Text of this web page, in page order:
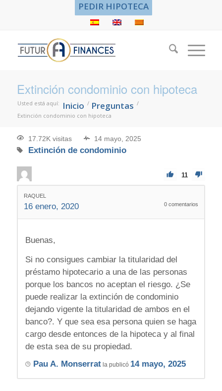
PEDIR HIPOTECA
Extinción condominio con hipoteca
Usted está aquí: Inicio / Preguntas /
Extinción condominio con hipoteca
17.72K visitas 14 mayo, 2025
Extinción de condominio
11
RAQUEL
16 enero, 2020 0 comentarios
Buenas,
Si no consigues cambiar la titularidad del
préstamo hipotecario a una de las personas
porque los bancos no aceptan el riesgo. ¿Se
puede realizar la extinción de condominio
dejando vigente la titularidad de ambos en el
banco?. Y que sea esa persona quien se haga
cargo desde entonces de la hipoteca y al final
de esta sea de su propiedad.
Pau A. Monserratla publicó 14 mayo, 2025